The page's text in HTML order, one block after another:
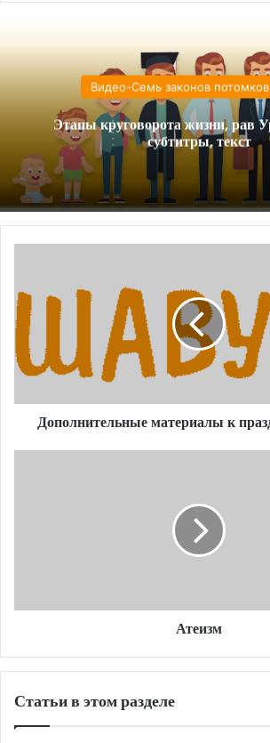
Видео-Семь законов
Этапы круговорота жизни, рав
субтитры, текст
к
празднику
Шавуот
Дополнительные материалы к
Атеизм
Статьи в этом разделе